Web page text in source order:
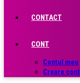
CONTACT
CONT
Contul meu
Creare cont